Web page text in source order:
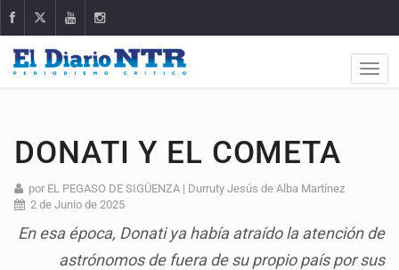
DONATI Y EL COMETA
por EL PEGASO DE SIGÜENZA | Durruty Jesús de Alba Martínez
2 de Junio de 2025
En esa época, Donati ya había atraído la atención de
astrónomos de fuera de su propio país por sus